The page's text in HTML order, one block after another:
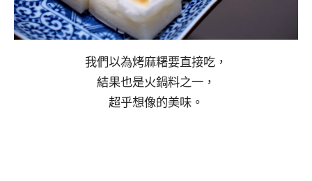
我們以為烤麻糬要直接吃，
結果也是火鍋料之一，
超乎想像的美味。